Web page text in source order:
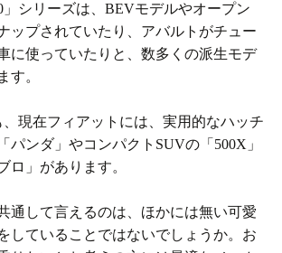
」シリーズは、BEVモデルやオープン
ップされていたり、アバルトがチュー
に使っていたりと、数多くの派生モデ
す。
、現在フィアットには、実用的なハッチ
パンダ」やコンパクトSUVの「500X」
ロ」があります。
通して言えるのは、ほかには無い可愛
していることではないでしょうか。お